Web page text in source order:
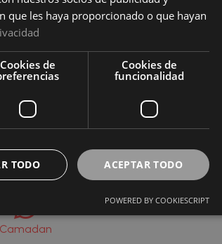
el precio
Camiseta interior 218 Rapife
Camadan
que les haya proporcionado o que hayan
Cookies de
Cookies de
funcionalidad
ACEPTAR TODO
TODO
POWERED BY COOKIESCRIPT